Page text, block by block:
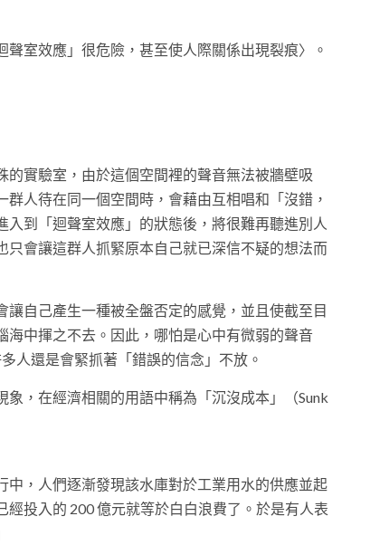
室效應」很危險，甚至使人際關係出現裂痕〉。
的實驗室，由於這個空間裡的聲音無法被牆壁吸
人待在同一個空間時，會藉由互相唱和「沒錯，
到「迴聲室效應」的狀態後，將很難再聽進別人
會讓這群人抓緊原本自己就已深信不疑的想法而
自己產生一種被全盤否定的感覺，並且使截至目
中揮之不去。因此，哪怕是心中有微弱的聲音
人還是會緊抓著「錯誤的信念」不放。
，在經濟相關的用語中稱為「沉沒成本」（Sunk
，人們逐漸發現該水庫對於工業用水的供應並起
投入的 200 億元就等於白白浪費了。於是有人表